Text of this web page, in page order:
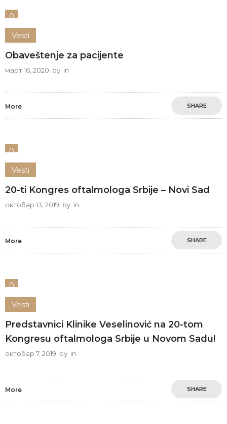
0
Vesti
Obaveštenje za pacijente
март 16, 2020 by in
More SHARE
0
Vesti
20-ti Kongres oftalmologa Srbije – Novi Sad
октобар 13, 2019 by in
More SHARE
0
Vesti
Predstavnici Klinike Veselinović na 20-tom
Kongresu oftalmologa Srbije u Novom Sadu!
октобар 7, 2019 by in
More SHARE